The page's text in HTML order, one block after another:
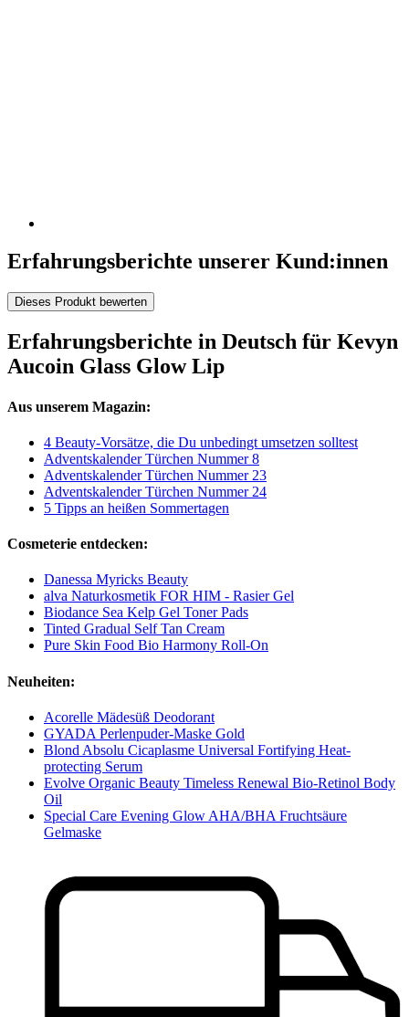
Erfahrungsberichte unserer Kund:innen
Dieses Produkt bewerten
Erfahrungsberichte in Deutsch für Kevyn
Aucoin Glass Glow Lip
Aus unserem Magazin:
4 Beauty-Vorsätze, die Du unbedingt umsetzen solltest
Adventskalender Türchen Nummer 8
Adventskalender Türchen Nummer 23
Adventskalender Türchen Nummer 24
5 Tipps an heißen Sommertagen
Cosmeterie entdecken:
Danessa Myricks Beauty
alva Naturkosmetik FOR HIM - Rasier Gel
Biodance Sea Kelp Gel Toner Pads
Tinted Gradual Self Tan Cream
Pure Skin Food Bio Harmony Roll-On
Neuheiten:
Acorelle Mädesüß Deodorant
GYADA Perlenpuder-Maske Gold
Blond Absolu Cicaplasme Universal Fortifying Heat-
protecting Serum
Evolve Organic Beauty Timeless Renewal Bio-Retinol Body
Oil
Special Care Evening Glow AHA/BHA Fruchtsäure
Gelmaske